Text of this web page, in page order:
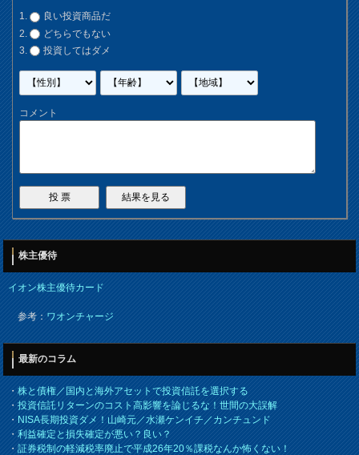
良い投資商品だ
どちらでもない
投資してはダメ
コメント
株主優待
イオン株主優待カード
参考：ワオンチャージ
最新のコラム
・株と債権／国内と海外アセットで投資信託を選択する
・投資信託リターンのコスト高影響を論じるな！世間の大誤解
・NISA長期投資ダメ！山崎元／水瀬ケンイチ／カンチュンド
・利益確定と損失確定が悪い？良い？
・証券税制の軽減税率廃止で平成26年20％課税なんか怖くない！